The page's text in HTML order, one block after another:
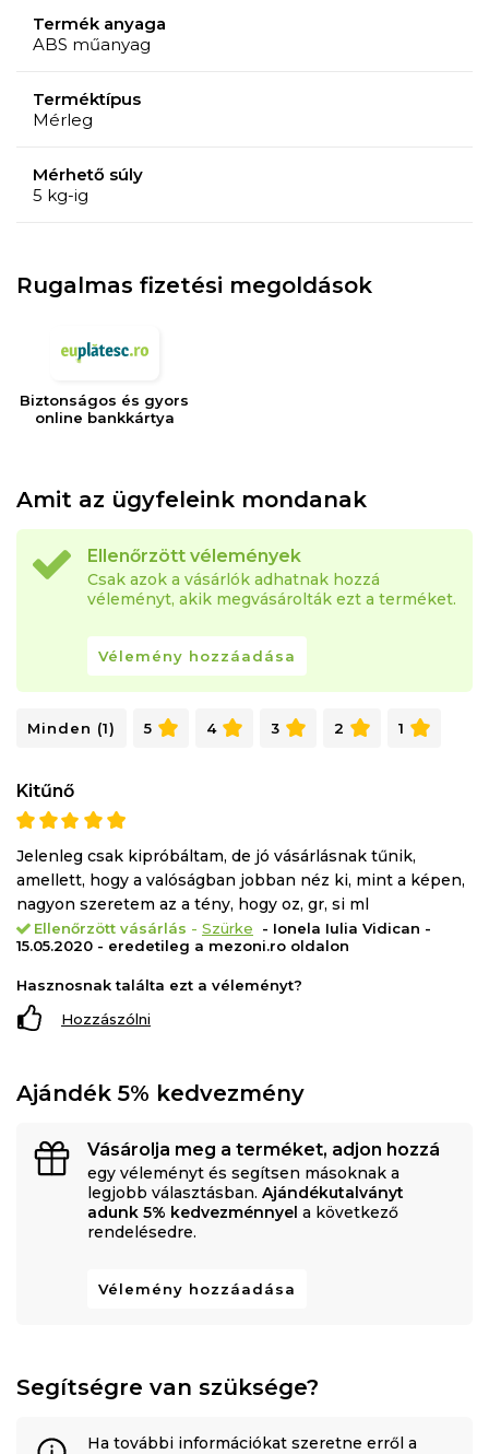
Termék anyaga
ABS műanyag
Terméktípus
Mérleg
Mérhető súly
5 kg-ig
Rugalmas fizetési megoldások
Biztonságos és gyors
online bankkártya
Amit az ügyfeleink mondanak
Ellenőrzött vélemények
Csak azok a vásárlók adhatnak hozzá
véleményt, akik megvásárolták ezt a terméket.
Vélemény hozzáadása
Minden (1) 5 4 3 2 1
Kitűnő
Jelenleg csak kipróbáltam, de jó vásárlásnak tűnik,
amellett, hogy a valóságban jobban néz ki, mint a képen,
nagyon szeretem az a tény, hogy oz, gr, si ml
Ellenőrzött vásárlás - Szürke
- Ionela Iulia Vidican -
15.05.2020 - eredetileg a mezoni.ro oldalon
Hasznosnak találta ezt a véleményt?
Hozzászólni
Ajándék 5% kedvezmény
Vásárolja meg a terméket, adjon hozzá
egy véleményt és segítsen másoknak a
legjobb választásban. Ajándékutalványt
adunk 5% kedvezménnyel a következő
rendelésedre.
Vélemény hozzáadása
Segítségre van szüksége?
Ha további információkat szeretne erről a